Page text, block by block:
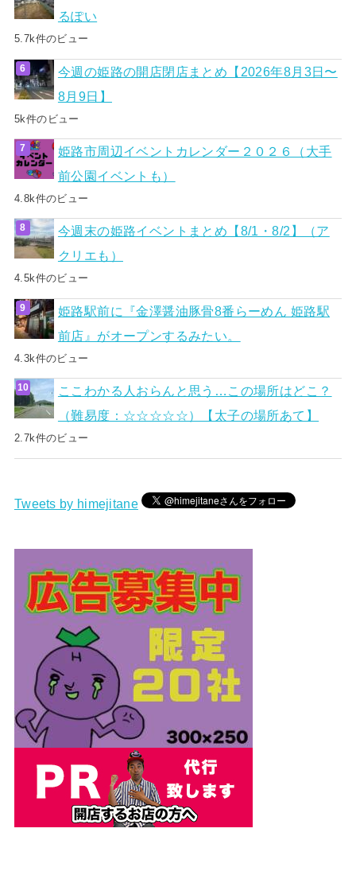
るぽい
5.7k件のビュー
今週の姫路の開店閉店まとめ【2026年8月3日〜
8月9日】
5k件のビュー
姫路市周辺イベントカレンダー２０２６（大手
前公園イベントも）
4.8k件のビュー
今週末の姫路イベントまとめ【8/1・8/2】（ア
クリエも）
4.5k件のビュー
姫路駅前に『金澤醤油豚骨8番らーめん 姫路駅
前店』がオープンするみたい。
4.3k件のビュー
ここわかる人おらんと思う…この場所はどこ？
（難易度：☆☆☆☆☆）【太子の場所あて】
2.7k件のビュー
Tweets by himejitane